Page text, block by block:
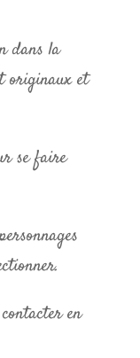
dans la
originaux et
se faire
en